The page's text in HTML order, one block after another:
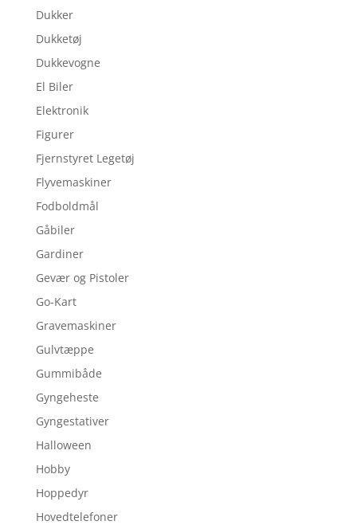
Dukker
Dukketøj
Dukkevogne
El Biler
Elektronik
Figurer
Fjernstyret Legetøj
Flyvemaskiner
Fodboldmål
Gåbiler
Gardiner
Gevær og Pistoler
Go-Kart
Gravemaskiner
Gulvtæppe
Gummibåde
Gyngeheste
Gyngestativer
Halloween
Hobby
Hoppedyr
Hovedtelefoner